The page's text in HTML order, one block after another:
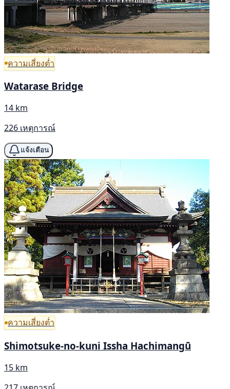
ความเสี่ยงต่ำ
Watarase Bridge
14 km
226 เหตุการณ์
แจ้งเตือน
ความเสี่ยงต่ำ
Shimotsuke-no-kuni Issha Hachimangū
15 km